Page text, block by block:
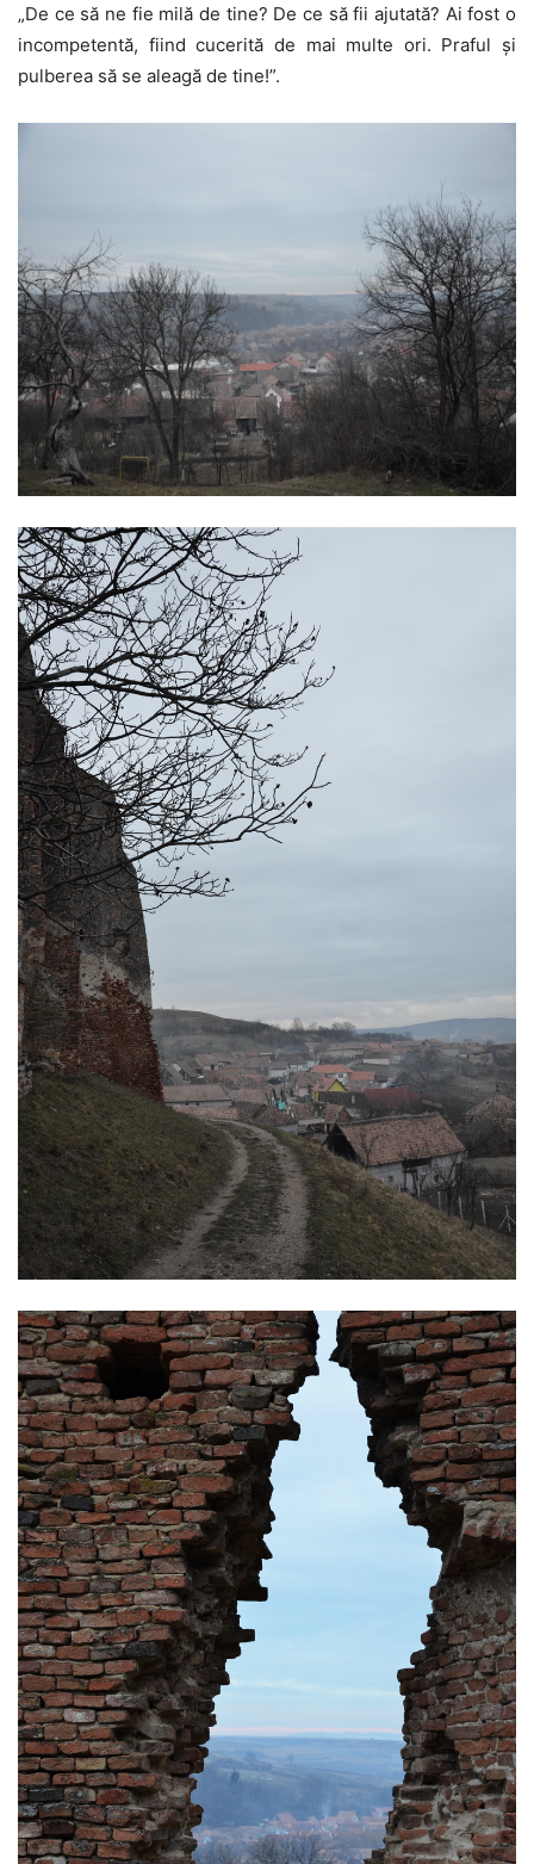
„De ce să ne fie milă de tine? De ce să fii ajutată? Ai fost o
incompetentă, fiind cucerită de mai multe ori. Praful şi
pulberea să se aleagă de tine!”.